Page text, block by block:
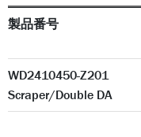
製品番号
WD2410450-Z201
Scraper/Double DA